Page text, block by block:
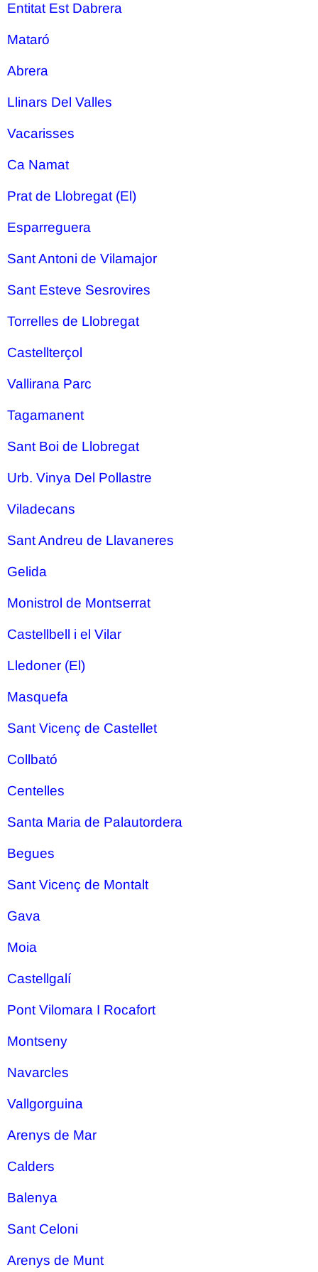
Entitat Est Dabrera
Mataró
Abrera
Llinars Del Valles
Vacarisses
Ca Namat
Prat de Llobregat (El)
Esparreguera
Sant Antoni de Vilamajor
Sant Esteve Sesrovires
Torrelles de Llobregat
Castellterçol
Vallirana Parc
Tagamanent
Sant Boi de Llobregat
Urb. Vinya Del Pollastre
Viladecans
Sant Andreu de Llavaneres
Gelida
Monistrol de Montserrat
Castellbell i el Vilar
Lledoner (El)
Masquefa
Sant Vicenç de Castellet
Collbató
Centelles
Santa Maria de Palautordera
Begues
Sant Vicenç de Montalt
Gava
Moia
Castellgalí
Pont Vilomara I Rocafort
Montseny
Navarcles
Vallgorguina
Arenys de Mar
Calders
Balenya
Sant Celoni
Arenys de Munt